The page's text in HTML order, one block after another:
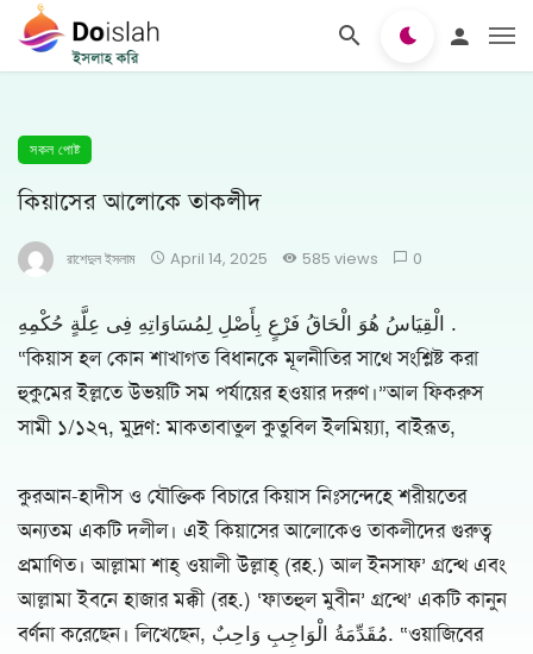
সকল পোষ্ট
কিয়াসের আলোকে তাকলীদ
রাশেদুল ইসলাম April 14, 2025 585 views 0
الْقِيَاسُ هُوَ الْحَاقُ فَرْعٍ بِأَصْلِ لِمُسَاوَاتِهِ فِى عِلَّةٍ حُكْمِهِ .
“কিয়াস হল কোন শাখাগত বিধানকে মূলনীতির সাথে সংশ্লিষ্ট করা
হুকুমের ইল্লতে উভয়টি সম পর্যায়ের হওয়ার দরুণ।”আল ফিকরুস
সামী ১/১২৭, মুদ্রণ: মাকতাবাতুল কুতুবিল ইলমিয়্যা, বাইরূত,
কুরআন-হাদীস ও যৌক্তিক বিচারে কিয়াস নিঃসন্দেহে শরীয়তের
অন্যতম একটি দলীল। এই কিয়াসের আলোকেও তাকলীদের গুরুত্ব
প্রমাণিত। আল্লামা শাহ্ ওয়ালী উল্লাহ্ (রহ.) আল ইনসাফ’ গ্রন্থে এবং
আল্লামা ইবনে হাজার মক্কী (রহ.) ‘ফাতহুল মুবীন’ গ্রন্থে’ একটি কানুন
বর্ণনা করেছেন। লিখেছেন, مُقَدِّمَةُ الْوَاجِبِ وَاحِبٌ. “ওয়াজিবের